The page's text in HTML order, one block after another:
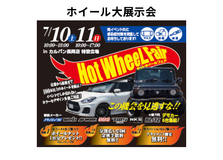
ホイール大展示会